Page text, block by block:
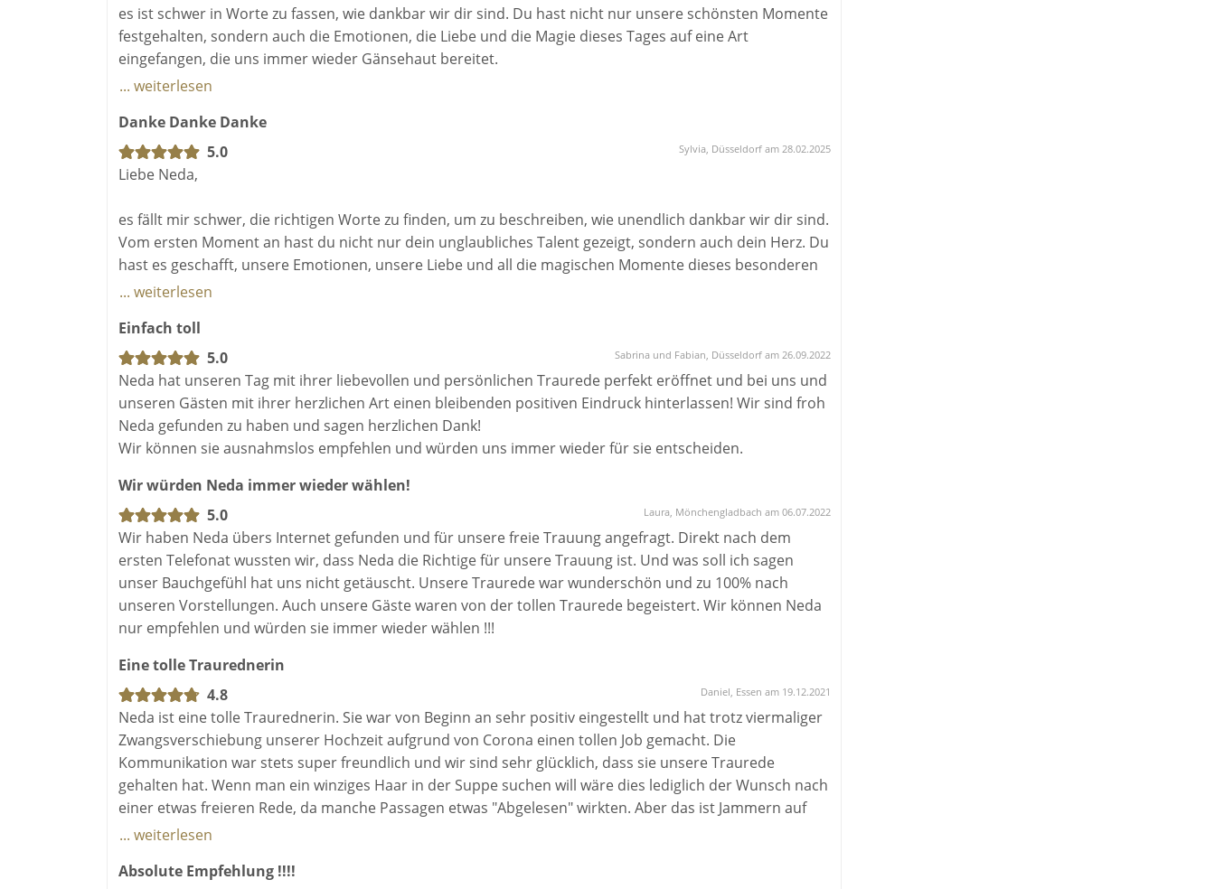
es ist schwer in Worte zu fassen, wie dankbar wir dir sind. Du hast nicht nur unsere schönsten Momente
festgehalten, sondern auch die Emotionen, die Liebe und die Magie dieses Tages auf eine Art
eingefangen, die uns immer wieder Gänsehaut bereitet.
ruhige und herzliche Art hat uns vom ersten Moment an das Gefühl gegeben, in den besten Händen zu
sein. Du hast nicht einfach nur fotografiert, du hast gespürt, mitgefühlt und genau die Momente
eingefangen, die uns am meisten bedeuten.
Wir könnten nicht glücklicher sein, dich an unserer Seite gehabt zu haben. Danke für deine Geduld,
deine Kreativität und dein großes Herz. Diese Erinnerungen sind für uns unbezahlbar – und das
verdanken wir dir.
Roxana & Peyman
... weiterlesen
Danke Danke Danke
5.0
Sylvia, Düsseldorf am 28.02.2025
Liebe Neda,
es fällt mir schwer, die richtigen Worte zu finden, um zu beschreiben, wie unendlich dankbar wir dir sind.
Vom ersten Moment an hast du nicht nur dein unglaubliches Talent gezeigt, sondern auch dein Herz. Du
hast es geschafft, unsere Emotionen, unsere Liebe und all die magischen Momente dieses besonderen
Tages in Bildern einzufangen – nicht einfach als Fotografin, sondern als jemand, der uns wirklich
Ben und ich sind sprachlos, wenn wir uns die Bilder anschauen. Jedes einzelne ist voller Wärme, voller
Echtheit, voller Leben. Du hast unsere Geschichte nicht nur dokumentiert, sondern sie in Kunst
verwandelt. Deine Art, mit Menschen umzugehen, deine Ruhe, dein Blick für das Besondere – all das hat
dazu geführt, dass wir uns so wohl gefühlt haben, als wärst du eine alte Freundin, die genau weiß, was
uns wichtig ist.
Danke für deine Geduld, für dein Einfühlungsvermögen, für deine liebevolle Begleitung an diesem
unvergesslichen Tag. Wir hätten uns niemand Besseren wünschen können.
Von Herzen,
Sylvia & Ben
... weiterlesen
Einfach toll
5.0
Sabrina und Fabian, Düsseldorf am 26.09.2022
Neda hat unseren Tag mit ihrer liebevollen und persönlichen Traurede perfekt eröffnet und bei uns und
unseren Gästen mit ihrer herzlichen Art einen bleibenden positiven Eindruck hinterlassen! Wir sind froh
Neda gefunden zu haben und sagen herzlichen Dank!
Wir können sie ausnahmslos empfehlen und würden uns immer wieder für sie entscheiden.
Wir würden Neda immer wieder wählen!
5.0
Laura, Mönchengladbach am 06.07.2022
Wir haben Neda übers Internet gefunden und für unsere freie Trauung angefragt. Direkt nach dem
ersten Telefonat wussten wir, dass Neda die Richtige für unsere Trauung ist. Und was soll ich sagen
unser Bauchgefühl hat uns nicht getäuscht. Unsere Traurede war wunderschön und zu 100% nach
unseren Vorstellungen. Auch unsere Gäste waren von der tollen Traurede begeistert. Wir können Neda
nur empfehlen und würden sie immer wieder wählen !!!
Eine tolle Traurednerin
4.8
Daniel, Essen am 19.12.2021
Neda ist eine tolle Traurednerin. Sie war von Beginn an sehr positiv eingestellt und hat trotz viermaliger
Zwangsverschiebung unserer Hochzeit aufgrund von Corona einen tollen Job gemacht. Die
Kommunikation war stets super freundlich und wir sind sehr glücklich, dass sie unsere Traurede
gehalten hat. Wenn man ein winziges Haar in der Suppe suchen will wäre dies lediglich der Wunsch nach
einer etwas freieren Rede, da manche Passagen etwas "Abgelesen" wirkten. Aber das ist Jammern auf
hohem Niveau. Wir können sie definitiv weiterempfehlen.
... weiterlesen
Absolute Empfehlung !!!!